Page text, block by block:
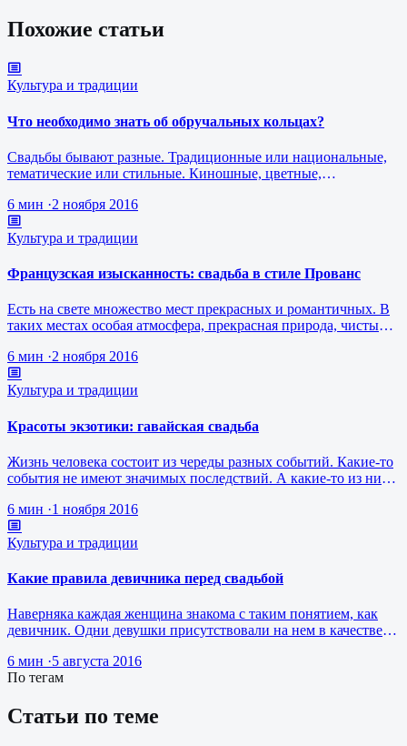
Похожие статьи
Культура и традиции
Что необходимо знать об обручальных кольцах?
Свадьбы бывают разные. Традиционные или национальные,
тематические или стильные. Киношные, цветные,
6 мин ·2 ноября 2016
Культура и традиции
Французская изысканность: свадьба в стиле Прованс
Есть на свете множество мест прекрасных и романтичных. В
таких местах особая атмосфера, прекрасная природа, чистый
6 мин ·2 ноября 2016
Культура и традиции
Красоты экзотики: гавайская свадьба
Жизнь человека состоит из череды разных событий. Какие-то
события не имеют значимых последствий. А какие-то из них
6 мин ·1 ноября 2016
Культура и традиции
Какие правила девичника перед свадьбой
Наверняка каждая женщина знакома с таким понятием, как
девичник. Одни девушки присутствовали на нем в качестве
6 мин ·5 августа 2016
По тегам
Статьи по теме